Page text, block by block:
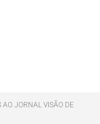
AO JORNAL VISÃO DE